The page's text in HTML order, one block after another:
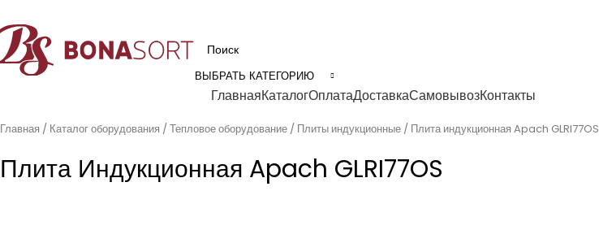
ВЫБРАТЬ КАТЕГОРИЮ
ГлавнаяКаталогОплатаДоставкаСамовывозКонтакты
Главная Каталог оборудования Тепловое оборудование Плиты индукционные Плита индукционная Apach GLRI77OS
Плита Индукционная Apach GLRI77OS